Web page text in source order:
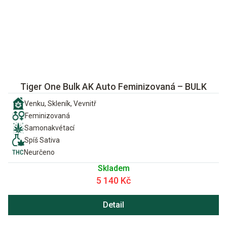
Tiger One Bulk AK Auto Feminizovaná – BULK
Venku, Skleník, Vevnitř
Feminizovaná
Samonakvétací
Spíš Sativa
Neurčeno
Skladem
5 140 Kč
Detail